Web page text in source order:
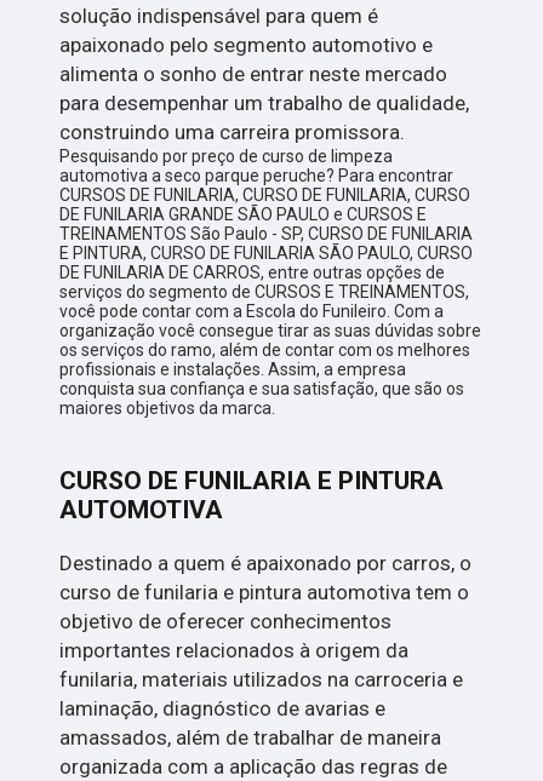
solução indispensável para quem é
apaixonado pelo segmento automotivo e
alimenta o sonho de entrar neste mercado
para desempenhar um trabalho de qualidade,
construindo uma carreira promissora.
Pesquisando por preço de curso de limpeza
automotiva a seco parque peruche? Para encontrar
CURSOS DE FUNILARIA, CURSO DE FUNILARIA, CURSO
DE FUNILARIA GRANDE SÃO PAULO e CURSOS E
TREINAMENTOS São Paulo - SP, CURSO DE FUNILARIA
E PINTURA, CURSO DE FUNILARIA SÃO PAULO, CURSO
DE FUNILARIA DE CARROS, entre outras opções de
serviços do segmento de CURSOS E TREINAMENTOS,
você pode contar com a Escola do Funileiro. Com a
organização você consegue tirar as suas dúvidas sobre
os serviços do ramo, além de contar com os melhores
profissionais e instalações. Assim, a empresa
conquista sua confiança e sua satisfação, que são os
maiores objetivos da marca.
CURSO DE FUNILARIA E PINTURA
AUTOMOTIVA
Destinado a quem é apaixonado por carros, o
curso de funilaria e pintura automotiva tem o
objetivo de oferecer conhecimentos
importantes relacionados à origem da
funilaria, materiais utilizados na carroceria e
laminação, diagnóstico de avarias e
amassados, além de trabalhar de maneira
organizada com a aplicação das regras de